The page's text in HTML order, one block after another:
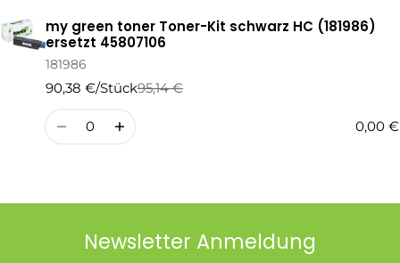
Ihr
Warenkorb
my green toner Toner-Kit schwarz HC (181986)
ersetzt 45807106
181986
90,38 €/Stück
Regulärer
Preis
95,14 €
Verkaufspreis
Menge
0,00 €
Newsletter Anmeldung